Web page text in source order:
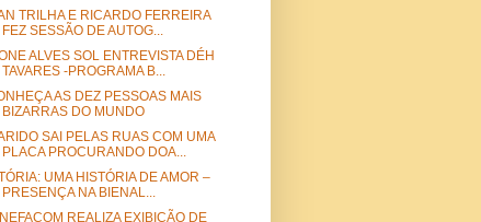
TRILHA E RICARDO FERREIRA
FEZ SESSÃO DE AUTOG...
ALVES SOL ENTREVISTA DÉH
TAVARES -PROGRAMA B...
AS DEZ PESSOAS MAIS
BIZARRAS DO MUNDO
SAI PELAS RUAS COM UMA
PLACA PROCURANDO DOA...
UMA HISTÓRIA DE AMOR –
PRESENÇA NA BIENAL...
REALIZA EXIBIÇÃO DE